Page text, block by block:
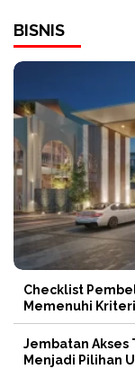
BISNIS
Checklist
Memenuhi
Jembatan Akses
Menjadi Pilihan